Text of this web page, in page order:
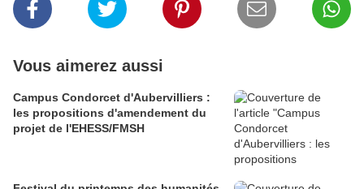
Vous aimerez aussi
Campus Condorcet d'Aubervilliers :
les propositions d'amendement du
projet de l'EHESS/FMSH